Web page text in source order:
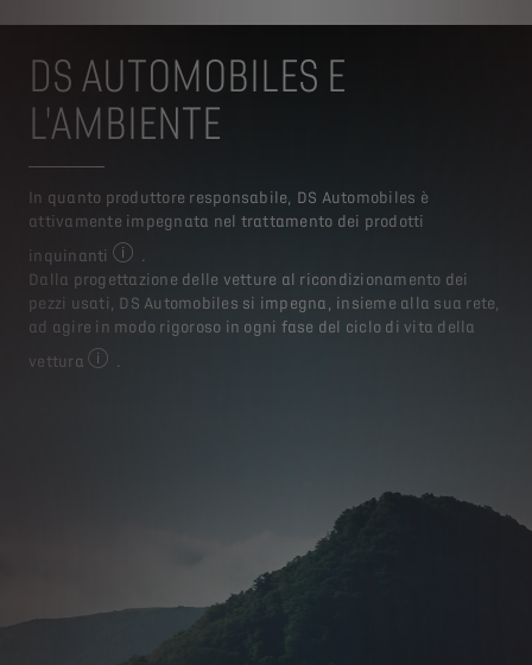
DS AUTOMOBILES E
L'AMBIENTE
In quanto produttore responsabile, DS Automobiles è
attivamente impegnata nel trattamento dei prodotti
inquinanti
Per maggiori informazioni visita il sito: https://
Dalla progettazione delle vetture al ricondizionamento dei
pezzi usati, DS Automobiles si impegna, insieme alla sua rete,
ad agire in modo rigoroso in ogni fase del ciclo di vita della
vettura